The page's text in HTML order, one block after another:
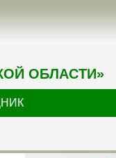
ОБЛАСТИ»